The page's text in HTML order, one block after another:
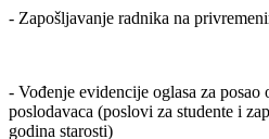
- Zapošljavanje radnika na
- Vođenje evidencije oglasa za posao
poslodavaca (poslovi za studente i
godina starosti)